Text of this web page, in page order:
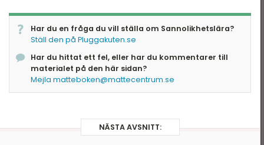
b.) Sannolikheten att slå två sexor i rad är
(1/6)·(1/6)=1/36
c.) Sannolikheten att slå summan 7 med två
tärningar är 1/6. De utfall som ger summan 7 är
(1,6), (5,2), (4,3), (3,4), (2,5) och (6,1) av 36
Följande bild visar utfallsrummet:
Har du en fråga du vill ställa om Sannolikhetslära?
Ställ den på Pluggakuten.se
Har du hittat ett fel, eller har du kommentarer till
materialet på den här sidan?
Mejla matteboken@mattecentrum.se
NÄSTA AVSNITT: